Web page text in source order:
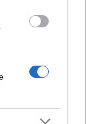
su
Iscriviti
. Dopo una